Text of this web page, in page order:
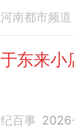
2000元
河南都市频道
于东来
纪百事